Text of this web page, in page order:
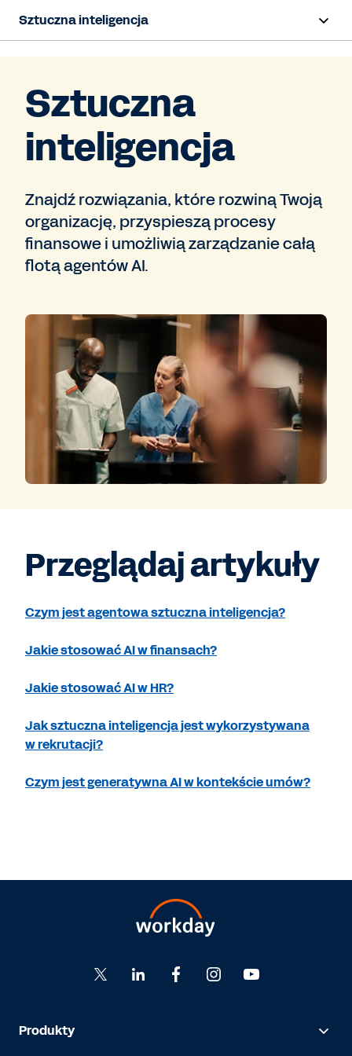
Sztuczna inteligencja
Sana
Agent System of Record
Odpowiedzialna sztuczna inteligencja
AI Masterclass
Kontakt z działem sprzedaży
Sztuczna
inteligencja
Znajdź rozwiązania, które rozwiną Twoją
organizację, przyspieszą procesy
finansowe i umożliwią zarządzanie całą
flotą agentów AI.
Przeglądaj artykuły
Czym jest agentowa sztuczna inteligencja?
Jakie stosować AI w finansach?
Jakie stosować AI w HR?
Jak sztuczna inteligencja jest wykorzystywana
w rekrutacji?
Czym jest generatywna AI w kontekście umów?
Produkty